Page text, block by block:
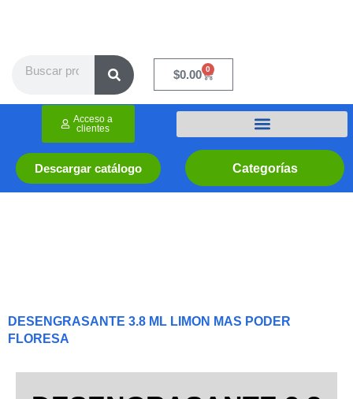
$0.00 0
Cart
Categorías
Descargar catálogo
Acceso a
clientes
DESENGRASANTE 3.8 ML LIMON MAS PODER
FLORESA